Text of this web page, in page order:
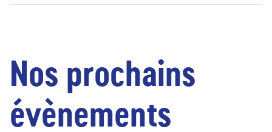
Nos prochains
évènements